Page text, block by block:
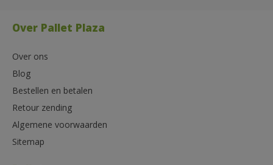
Over Pallet Plaza
Over ons
Blog
Bestellen en betalen
Retour zending
Algemene voorwaarden
Sitemap